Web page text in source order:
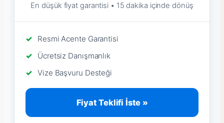
En düşük fiyat garantisi • 15 dakika içinde dönüş
Resmi Acente Garantisi
Ücretsiz Danışmanlık
Vize Başvuru Desteği
Fiyat Teklifi İste »